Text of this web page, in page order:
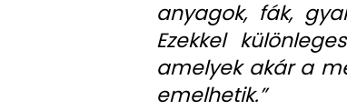
anyagok, fák,
Ezekkel
amelyek akár a
emelhetik.”